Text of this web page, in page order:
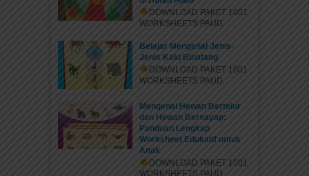
Nikmati Ribuan Konten Bacaan
Edukatif di elibrary.id
DOWNLOAD PAKET 1001
WORKSHEETS PAUD...
Belajar Mengenal Jenis-
Jenis Kaki Binatang
DOWNLOAD PAKET 1001
WORKSHEETS PAUD...
Mengenal Hewan Bertelur
dan Hewan Bersayap:
Panduan Lengkap
Worksheet Edukatif untuk
Anak
DOWNLOAD PAKET 1001
WORKSHEETS PAUD...